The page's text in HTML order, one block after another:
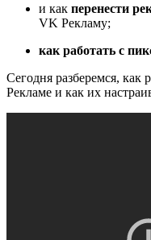
и как перенести
VK Рекламу;
как работать с
Сегодня разберемся,
Рекламе и как их